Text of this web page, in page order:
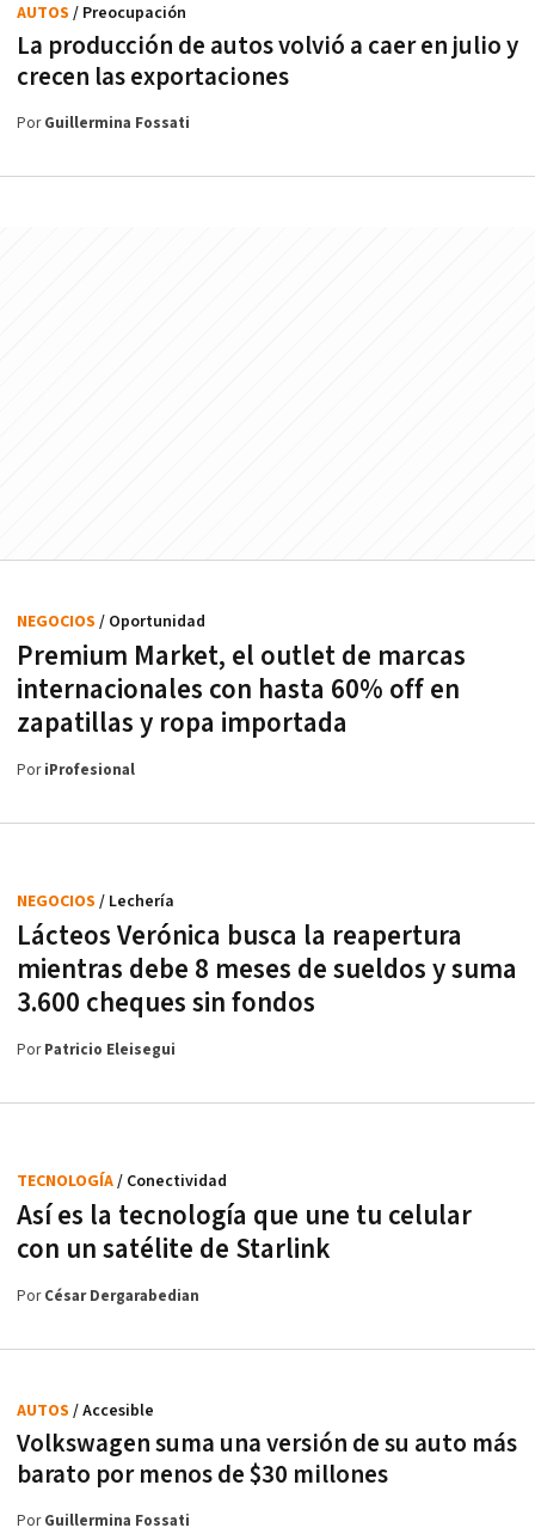
La producción de autos volvió a caer en julio y
crecen las exportaciones
AUTOS / Preocupación
PorGuillermina Fossati
Premium Market, el outlet de marcas
internacionales con hasta 60% off en
zapatillas y ropa importada
NEGOCIOS / Oportunidad
PoriProfesional
Lácteos Verónica busca la reapertura
mientras debe 8 meses de sueldos y suma
3.600 cheques sin fondos
NEGOCIOS / Lechería
PorPatricio Eleisegui
Así es la tecnología que une tu celular
con un satélite de Starlink
TECNOLOGÍA/ Conectividad
PorCésar Dergarabedian
Volkswagen suma una versión de su auto más
barato por menos de $30 millones
AUTOS / Accesible
PorGuillermina Fossati